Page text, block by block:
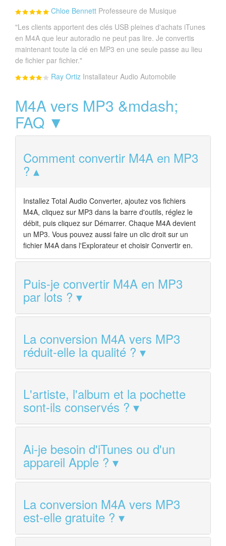
Chloe Bennett Professeure de Musique
"Les clients apportent des clés USB pleines d'achats iTunes
en M4A que leur autoradio ne peut pas lire. Je convertis
maintenant toute la clé en MP3 en une seule passe au lieu
de fichier par fichier."
Ray Ortiz Installateur Audio Automobile
M4A vers MP3 &mdash;
FAQ ▼
Comment convertir M4A en MP3
?
Installez Total Audio Converter, ajoutez vos fichiers
M4A, cliquez sur MP3 dans la barre d'outils, réglez le
débit, puis cliquez sur Démarrer. Chaque M4A devient
un MP3. Vous pouvez aussi faire un clic droit sur un
fichier M4A dans l'Explorateur et choisir Convertir en.
Puis-je convertir M4A en MP3
par lots ?
La conversion M4A vers MP3
réduit-elle la qualité ?
L'artiste, l'album et la pochette
sont-ils conservés ?
Ai-je besoin d'iTunes ou d'un
appareil Apple ?
La conversion M4A vers MP3
est-elle gratuite ?